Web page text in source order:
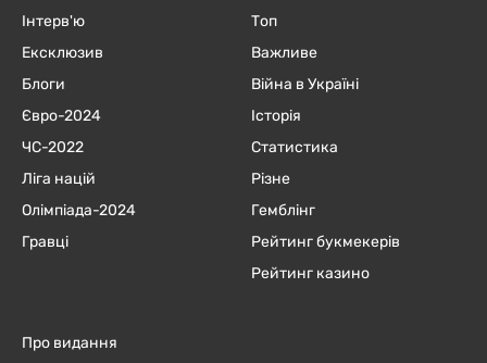
Інтерв'ю
Ексклюзив
Блоги
Євро-2024
ЧC-2022
Ліга націй
Олімпіада-2024
Гравці
Топ
Важливе
Війна в Україні
Історія
Статистика
Різне
Гемблінг
Рейтинг букмекерів
Рейтинг казино
Про видання